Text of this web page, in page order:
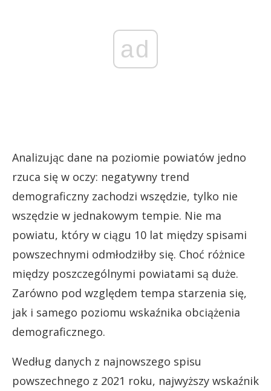
ad
Analizując dane na poziomie powiatów jedno
rzuca się w oczy: negatywny trend
demograficzny zachodzi wszędzie, tylko nie
wszędzie w jednakowym tempie. Nie ma
powiatu, który w ciągu 10 lat między spisami
powszechnymi odmłodziłby się. Choć różnice
między poszczególnymi powiatami są duże.
Zarówno pod względem tempa starzenia się,
jak i samego poziomu wskaźnika obciążenia
demograficznego.
Według danych z najnowszego spisu
powszechnego z 2021 roku, najwyższy wskaźnik